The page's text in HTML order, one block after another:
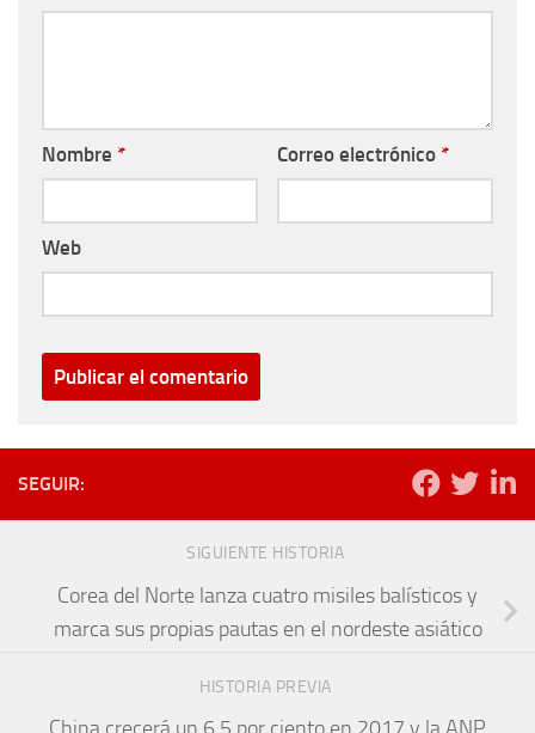
Nombre * Correo electrónico *
Web
SEGUIR:
SIGUIENTE HISTORIA
Corea del Norte lanza cuatro misiles balísticos y
marca sus propias pautas en el nordeste asiático
HISTORIA PREVIA